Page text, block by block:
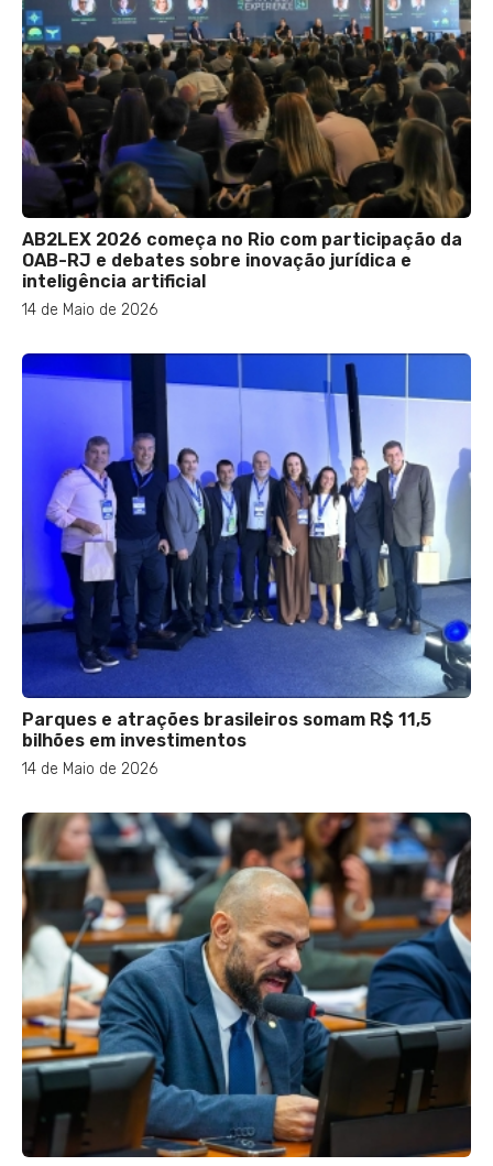
AB2LEX 2026 começa no Rio com participação da
OAB-RJ e debates sobre inovação jurídica e
inteligência artificial
14 de Maio de 2026
Parques e atrações brasileiros somam R$ 11,5
bilhões em investimentos
14 de Maio de 2026